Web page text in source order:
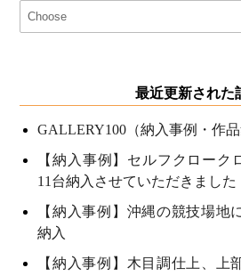
最近更新された
GALLERY100（納入事例・作品
【納入事例】セルフクローク
11台納入させていただきました
【納入事例】沖縄の競技場地
納入
【納入事例】木目調仕上、上